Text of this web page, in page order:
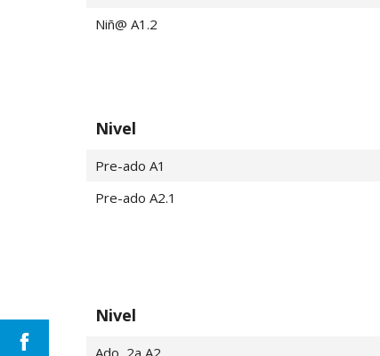
Niñ@ A1.2
Nivel
Pre-ado A1
Pre-ado A2.1
Nivel
Ado 2a A2